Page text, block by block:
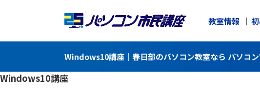
教室情報
Windows10講座｜春日部のパソコン教室なら パソコ
Windows10講座